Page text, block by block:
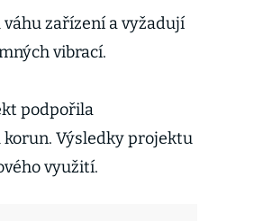
zařízení a vyžadují
vibrací.
podpořila
korun. Výsledky projektu
využití.